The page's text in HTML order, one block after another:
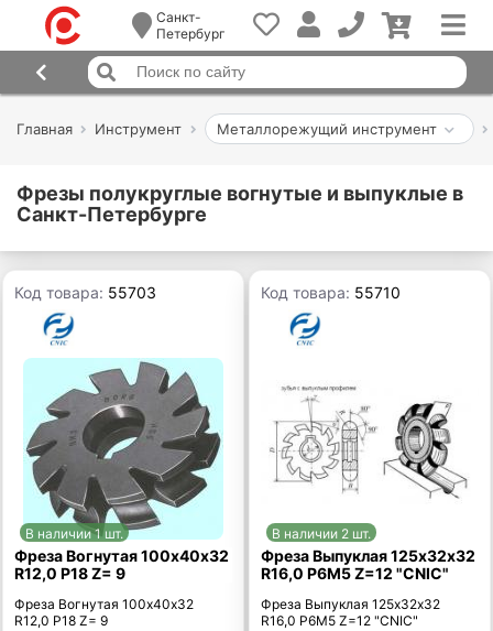
Санкт-
Петербург
Главная Инструмент Металлорежущий инструмент
Фрезы полукруглые вогнутые и выпуклые в
Санкт-Петербурге
Код товара: 55703
В наличии 1 шт.
Фреза Вогнутая 100х40х32
R12,0 Р18 Z= 9
Фреза Вогнутая 100х40х32
R12,0 Р18 Z= 9
Код товара: 55710
В наличии 2 шт.
Фреза Выпуклая 125х32х32
R16,0 Р6М5 Z=12 "CNIC"
Фреза Выпуклая 125х32х32
R16,0 Р6М5 Z=12 "CNIC"